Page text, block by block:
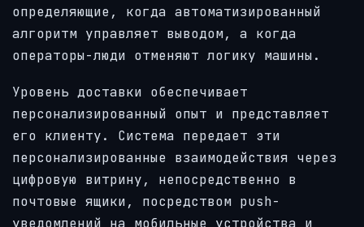
определяющие, когда автоматизированный
алгоритм управляет выводом, а когда
операторы-люди отменяют логику машины.
Уровень доставки обеспечивает
персонализированный опыт и представляет
его клиенту. Система передает эти
персонализированные взаимодействия через
цифровую витрину, непосредственно в
почтовые ящики, посредством push-
уведомлений на мобильные устройства и